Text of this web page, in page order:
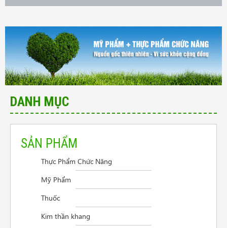
DANH MỤC
SẢN PHẨM
Thực Phẩm Chức Năng
Mỹ Phẩm
Thuốc
Kim thần khang
Cần tư vấn sản phẩm trị vẩy nến da đầu
Điều trị viêm thanh quản
Người mệt mỏi mất ngủ lo âu
Giao hàng ở Đồng Nai